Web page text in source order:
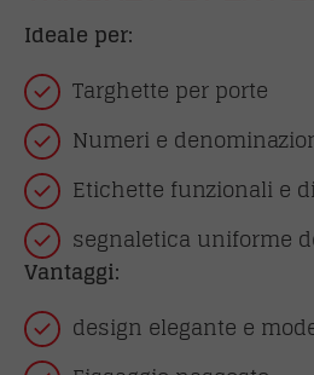
Ideale per:
Targhette per porte
Numeri e
Etichette funzionali e
segnaletica uniforme
Vantaggi:
design elegante e